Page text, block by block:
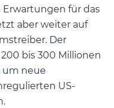
für das
aber weiter auf
Der
bis 300 Millionen
um neue
US-